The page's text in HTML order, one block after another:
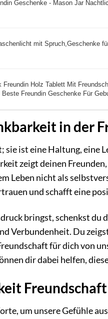
Geschenke - Mason Jar
mit Spruch,Geschenke
Freundin Holz Tablett Mit
Freundin Geschenke Für
in der
ist eine Haltung, eine
zeigt deinen
Leben nicht als
und schafft eine
bringst, schenkst du
Verbundenheit. Du
für dich von
dir dabei helfen,
um unsere Gefühle